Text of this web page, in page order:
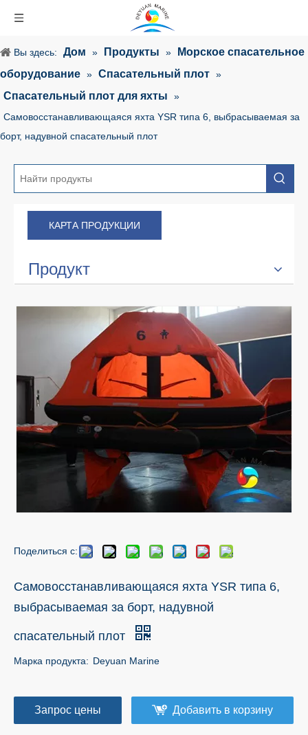
Вы здесь: Дом » Продукты »
Морское спасательное
оборудование » Спасательный плот »
Спасательный плот для яхты
»
Самовосстанавливающаяся яхта YSR типа 6, выбрасываемая за
борт, надувной спасательный плот
КАРТА ПРОДУКЦИИ
Продукт
Поделиться с:
Самовосстанавливающаяся яхта YSR типа 6,
выбрасываемая за борт, надувной
спасательный плот
Марка продукта: Deyuan Marine
Запрос цены Добавить в корзину